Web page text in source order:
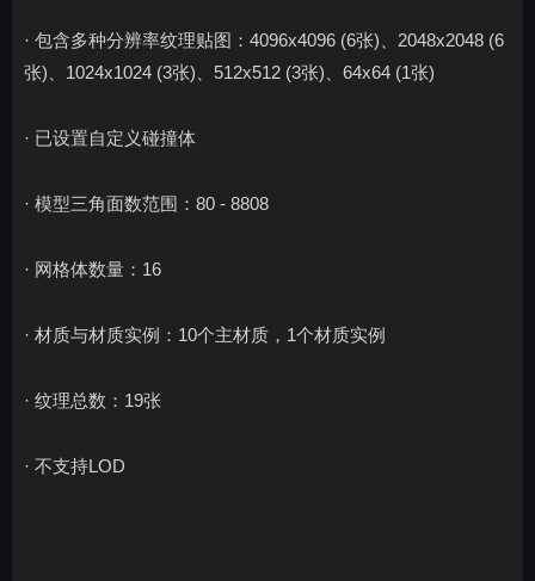
· 包含多种分辨率纹理贴图：4096x4096 (6张)、2048x2048 (6
张)、1024x1024 (3张)、512x512 (3张)、64x64 (1张)
· 已设置自定义碰撞体
· 模型三角面数范围：80 - 8808
· 网格体数量：16
· 材质与材质实例：10个主材质，1个材质实例
· 纹理总数：19张
· 不支持LOD